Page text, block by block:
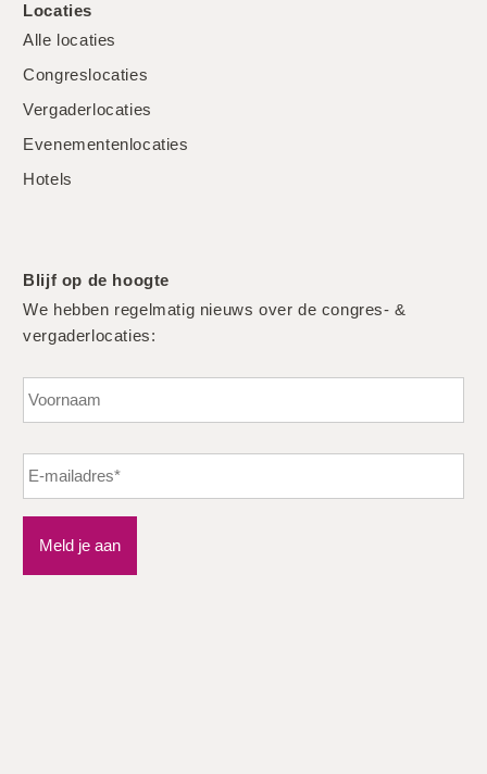
Locaties
Alle locaties
Congreslocaties
Vergaderlocaties
Evenementenlocaties
Hotels
Blijf op de hoogte
We hebben regelmatig nieuws over de congres- &
vergaderlocaties:
Meld je aan